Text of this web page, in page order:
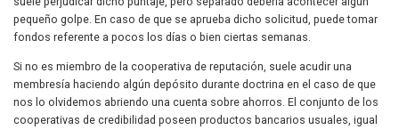
pequeño golpe. En caso de que se aprueba dicho solicitud, puede tomar
fondos referente a pocos los días o bien ciertas semanas.
Si no es miembro de la cooperativa de reputación, suele acudir una
membresía haciendo algún depósito durante doctrina en el caso de que
nos lo olvidemos abriendo una cuenta sobre ahorros. El conjunto de los
cooperativas de credibilidad poseen productos bancarios usuales, igual